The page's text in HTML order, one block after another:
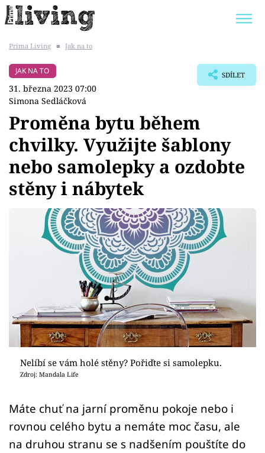
BYDLENÍ SLAVNÝCH
Témata
Bydlení
Zahrada
Design
Sledujte prima+
Přihlášení
Sledujte nás
Prima Living ■ Jak na to
JAK NA TO
31. března 2023 07:00
Simona Sedláčková
SDÍLET
Proměna bytu během
chvilky. Využijte šablony
nebo samolepky a ozdobte
stěny i nábytek
Nelíbí se vám holé stěny? Pořiďte si samolepku.
Zdroj: Mandala Life
Máte chuť na jarní proměnu pokoje nebo i
rovnou celého bytu a nemáte moc času, ale
na druhou stranu se s nadšením pouštíte do